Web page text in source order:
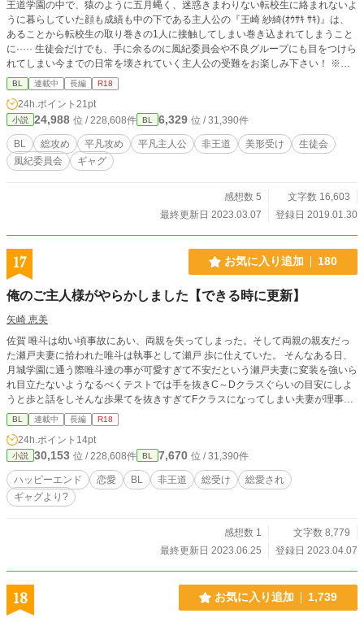
王道学園の中で、猿のように五月蝿く、迷惑きまわりない転校生に絡まれないよ
うに暮らしていた顔も成績も中の下である主人公の『王崎 紗綺(ｵｳｻｷ ｻｷ)』は、
あることから転校生の取り巻きの1人に接触してしまい巻き込まれてしまうこと
に····· 生徒会だけでも、手に余るのに風紀委員会や不良グループにも目をつけら
れてしまい今までの日常を壊されていく主人公の受難をお楽しみ下さい！ ※最
初の方には余りないと思いますが、R18要素も入れていきます。主人公は絶対に
左です。2人以上もあります。 (文才が無いので、会話文ばかりになってしまい
ますがご了承くださいませ。出来れば、感想などくださったら力になります。R
18作品を書いたのは初めてなので、、（笑）結構恥ずかしいものですね…)
BL 連載中 長編 R18
24h.ポイント 21pt
小説 24,988 位 / 228,608件 BL 6,329 位 / 31,390件
BL 総攻め 平凡攻め 平凡主人公 非王道 美形受け
生徒会
風紀委員会
ギャグ
感想数 5
文字数 16,603
最終更新日 2023.03.07
登録日 2019.01.30
17 お気に入り追加 180
俺のご主人様がやらかしました【できる時に更新】
矢崎 恵美
佐賀 唯斗は幼い頃事故にあい、両親を失ってしまった。そして両親の親友だっ
た瀬戸夫妻に拾われた唯斗は執事として瀬戸 歩に仕えていた。 そんなある日、
月城学園に通う際唯斗達の事が可愛すぎて不安だという瀬戸夫妻に変装を強いら
れ目立たないようなるべくテストでは手を抜きC～Dクラスぐらいの目安にしよ
うと歩と話をしそんな歩果てを抜きすぎてFクラスになってしまい夫妻が理事長
に頼み唯斗も歩むと同じになり、何故かそんな変装した唯斗にイケメンたちが付
きまとう話 （あらすじ書くの下手すぎて小説内容少し違ってしまったらごめん
BL 連載中 長編 R18
24h.ポイント 14pt
小説 30,153 位 / 228,608件 BL 7,670 位 / 31,390件
ハッピーエンド 恋愛 BL 非王道 総受け
総愛され
ギャグより?
感想数 1
文字数 8,779
最終更新日 2023.06.25
登録日 2023.04.07
18 お気に入り追加 1,739